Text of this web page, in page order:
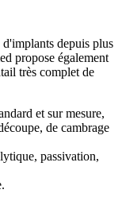
depuis plus
propose également
très complet de
et sur mesure,
de cambrage
passivation,